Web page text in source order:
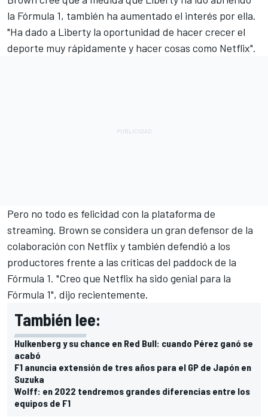
la Fórmula 1, también ha aumentado el interés por ella.
"Ha dado a Liberty la oportunidad de hacer crecer el
deporte muy rápidamente y hacer cosas como Netflix".
Pero no todo es felicidad con la plataforma de
streaming. Brown se considera un gran defensor de la
colaboración con Netflix y también defendió a los
productores frente a las críticas del paddock de la
Fórmula 1. "Creo que Netflix ha sido genial para la
Fórmula 1", dijo recientemente.
También lee:
Hulkenberg y su chance en Red Bull: cuando Pérez ganó se
acabó
F1 anuncia extensión de tres años para el GP de Japón en
Suzuka
Wolff: en 2022 tendremos grandes diferencias entre los
equipos de F1